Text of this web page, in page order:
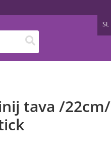
SL
tava /